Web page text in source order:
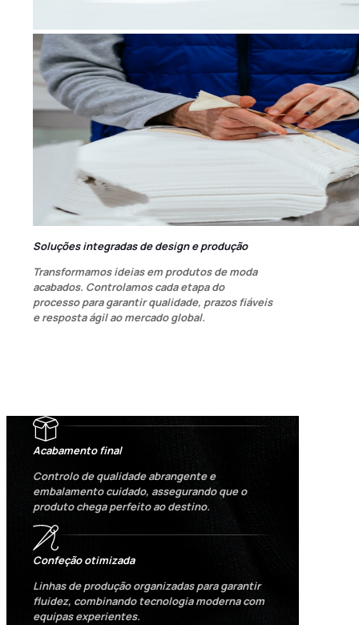
Soluções integradas de design e produção
Transformamos ideias em produtos de moda
acabados. Controlamos cada etapa do
processo para garantir qualidade, prazos fiáveis
e resposta ágil ao mercado global.
Acabamento final
Controlo de qualidade abrangente e
embalamento cuidado, assegurando que o
produto chega perfeito ao destino.
Confeção otimizada
Linhas de produção organizadas para garantir
fluidez, combinando tecnologia moderna com
equipas experientes.